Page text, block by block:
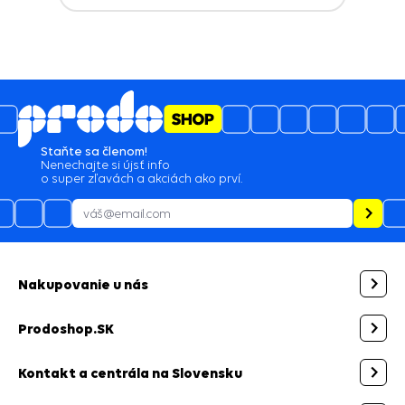
Staňte sa členom!
Nenechajte si újsť info
o super zľavách a akciách ako prví.
Nakupovanie u nás
Prodoshop.SK
Kontakt a centrála na Slovensku